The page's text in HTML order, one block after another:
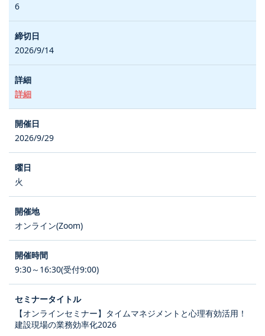
6
2026/9/14
詳細
2026/9/29
火
オンライン(Zoom)
9:30～16:30(受付9:00)
【オンラインセミナー】タイムマネジメントと心理有効活用！
建設現場の業務効率化2026